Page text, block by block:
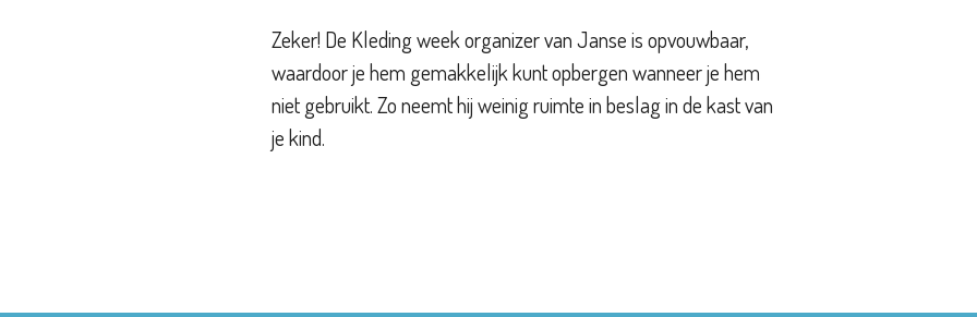
Zeker! De Kleding week organizer van Janse is opvouwbaar,
waardoor je hem gemakkelijk kunt opbergen wanneer je hem
niet gebruikt. Zo neemt hij weinig ruimte in beslag in de kast van
je kind.